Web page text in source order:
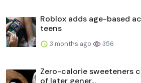
Roblox adds age-based
teens
3 months ago 356
Zero-calorie sweeteners
of later gener...